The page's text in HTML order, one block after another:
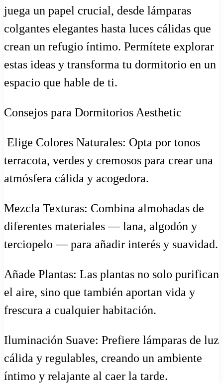
juega un papel crucial, desde lámparas
colgantes elegantes hasta luces cálidas que
crean un refugio íntimo. Permítete explorar
estas ideas y transforma tu dormitorio en un
espacio que hable de ti.
Consejos para Dormitorios Aesthetic
️ Elige Colores Naturales: Opta por tonos
terracota, verdes y cremosos para crear una
atmósfera cálida y acogedora.
Mezcla Texturas: Combina almohadas de
diferentes materiales — lana, algodón y
terciopelo — para añadir interés y suavidad.
Añade Plantas: Las plantas no solo purifican
el aire, sino que también aportan vida y
frescura a cualquier habitación.
Iluminación Suave: Prefiere lámparas de luz
cálida y regulables, creando un ambiente
íntimo y relajante al caer la tarde.